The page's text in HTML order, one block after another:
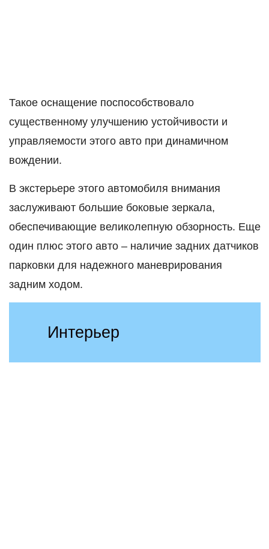
Такое оснащение поспособствовало
существенному улучшению устойчивости и
управляемости этого авто при динамичном
вождении.
В экстерьере этого автомобиля внимания
заслуживают большие боковые зеркала,
обеспечивающие великолепную обзорность. Еще
один плюс этого авто – наличие задних датчиков
парковки для надежного маневрирования
задним ходом.
Интерьер